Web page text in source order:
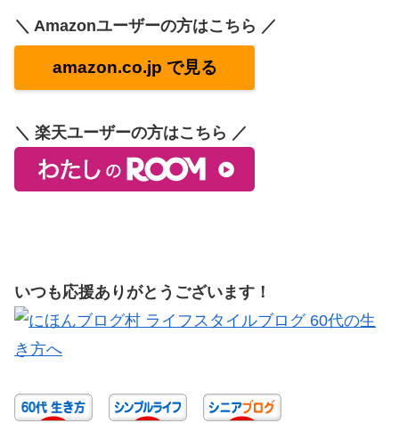
＼ Amazonユーザーの方はこちら ／
amazon.co.jp で見る
＼ 楽天ユーザーの方はこちら ／
いつも応援ありがとうございます！